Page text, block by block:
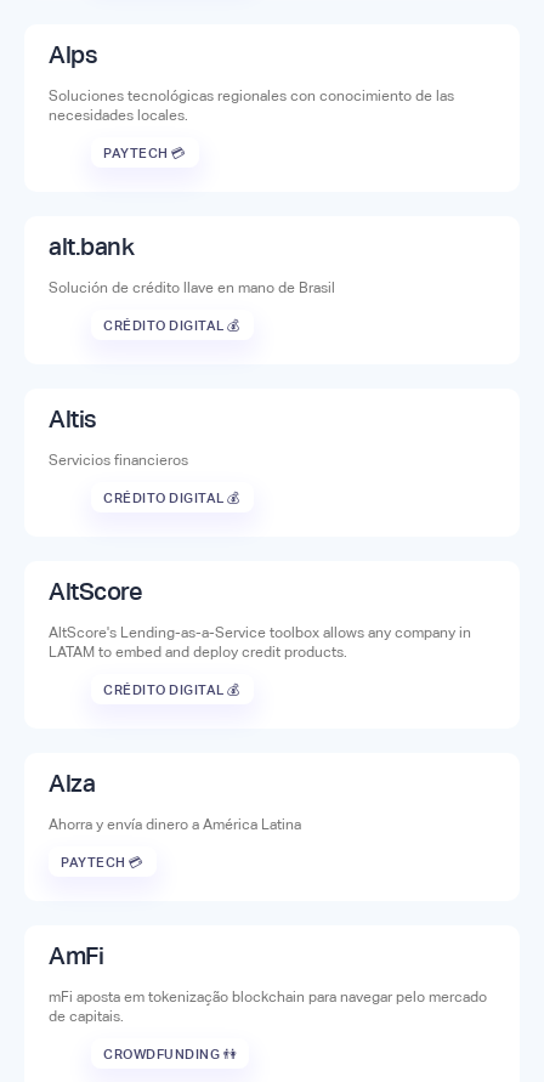
Alps
Soluciones tecnológicas regionales con conocimiento de las
necesidades locales.
PAYTECH 💳
alt.bank
Solución de crédito llave en mano de Brasil
CRÉDITO DIGITAL 💰
Altis
Servicios financieros
CRÉDITO DIGITAL 💰
AltScore
AltScore's Lending-as-a-Service toolbox allows any company in
LATAM to embed and deploy credit products.
CRÉDITO DIGITAL 💰
Alza
Ahorra y envía dinero a América Latina
PAYTECH 💳
AmFi
mFi aposta em tokenização blockchain para navegar pelo mercado
de capitais.
CROWDFUNDING 👫